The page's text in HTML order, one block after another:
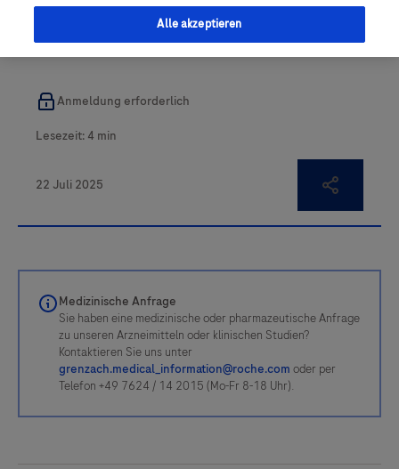
Unmet Medical Need beim DLBCL
Medizinische Anfrage
Sie haben eine medizinische oder pharmazeutische Anfrage
zu unseren Arzneimitteln oder klinischen Studien?
Kontaktieren Sie uns unter
grenzach.medical_information@roche.com oder per
Telefon +49 7624 / 14 2015 (Mo-Fr 8-18 Uhr).
Alle akzeptieren